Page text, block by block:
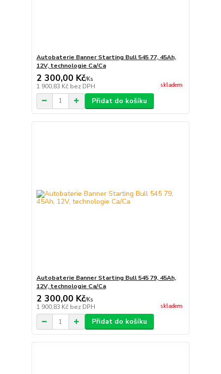
Autobaterie Banner Starting Bull 545 77, 45Ah,
12V, technologie Ca/Ca
2 300,00 Kč/Ks
1 900,83 Kč bez DPH skladem
Přidat do košíku
Autobaterie Banner Starting Bull 545 79, 45Ah,
12V, technologie Ca/Ca
2 300,00 Kč/Ks
1 900,83 Kč bez DPH skladem
Přidat do košíku